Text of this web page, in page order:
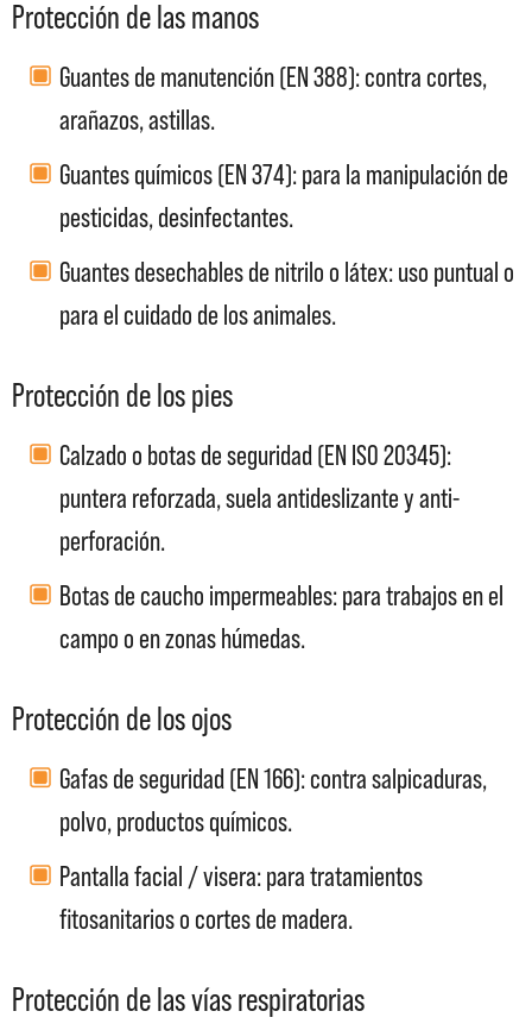
Protección de las manos
Guantes de manutención (EN 388): contra cortes,
arañazos, astillas.
Guantes químicos (EN 374): para la manipulación de
pesticidas, desinfectantes.
Guantes desechables de nitrilo o látex: uso puntual o
para el cuidado de los animales.
Protección de los pies
Calzado o botas de seguridad (EN ISO 20345):
puntera reforzada, suela antideslizante y anti-
perforación.
Botas de caucho impermeables: para trabajos en el
campo o en zonas húmedas.
Protección de los ojos
Gafas de seguridad (EN 166): contra salpicaduras,
polvo, productos químicos.
Pantalla facial / visera: para tratamientos
fitosanitarios o cortes de madera.
Protección de las vías respiratorias